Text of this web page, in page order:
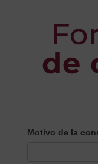
de
CONTACTO
Motivo de la